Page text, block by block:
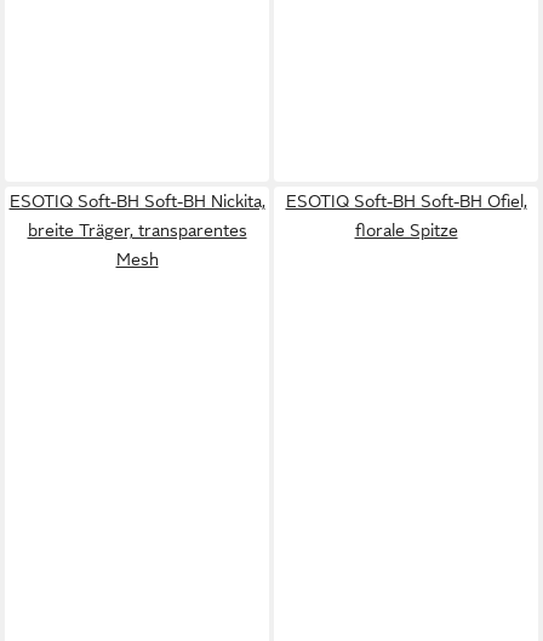
ESOTIQ Soft-BH Soft-BH Nickita,
breite Träger, transparentes
Mesh
ESOTIQ Soft-BH Soft-BH Ofiel,
florale Spitze